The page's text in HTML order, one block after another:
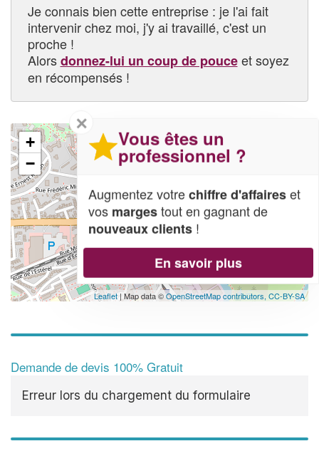
Je connais bien cette entreprise : je l'ai fait
intervenir chez moi, j'y ai travaillé, c'est un
proche !
Alorsdonnez-lui un coup de pouceet soyez
en récompensés !
+
−
Leaflet | Map data ©OpenStreetMap contributors, CC-BY-SA
Demande de devis 100% Gratuit
Erreur lors du chargement du formulaire
✕
Vous êtes un
professionnel ?
Augmentez votrechiffre d'affaireset
vos margestout en gagnant de
nouveaux clients !
En savoir plus